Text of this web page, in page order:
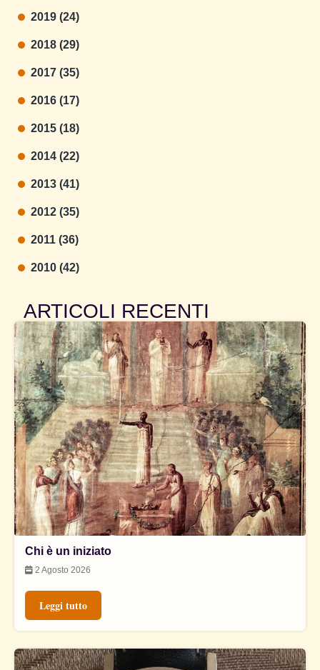
2019 (24)
2018 (29)
2017 (35)
2016 (17)
2015 (18)
2014 (22)
2013 (41)
2012 (35)
2011 (36)
2010 (42)
ARTICOLI RECENTI
Chi è un iniziato
2 Agosto 2026
Leggi tutto